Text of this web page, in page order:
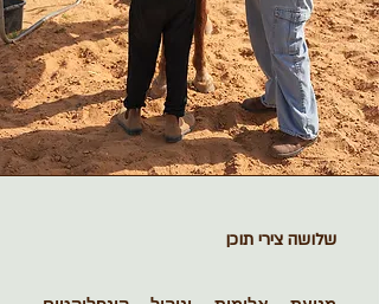
שלושה צירי תוכן